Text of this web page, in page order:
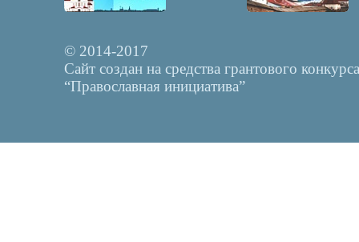
© 2014-2017
Сайт создан на средства грантового конкурса
“Православная инициатива”